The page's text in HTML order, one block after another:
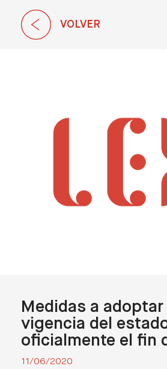
VOLVER
Medidas a
vigencia del
oficialmente el fin
11/06/2020